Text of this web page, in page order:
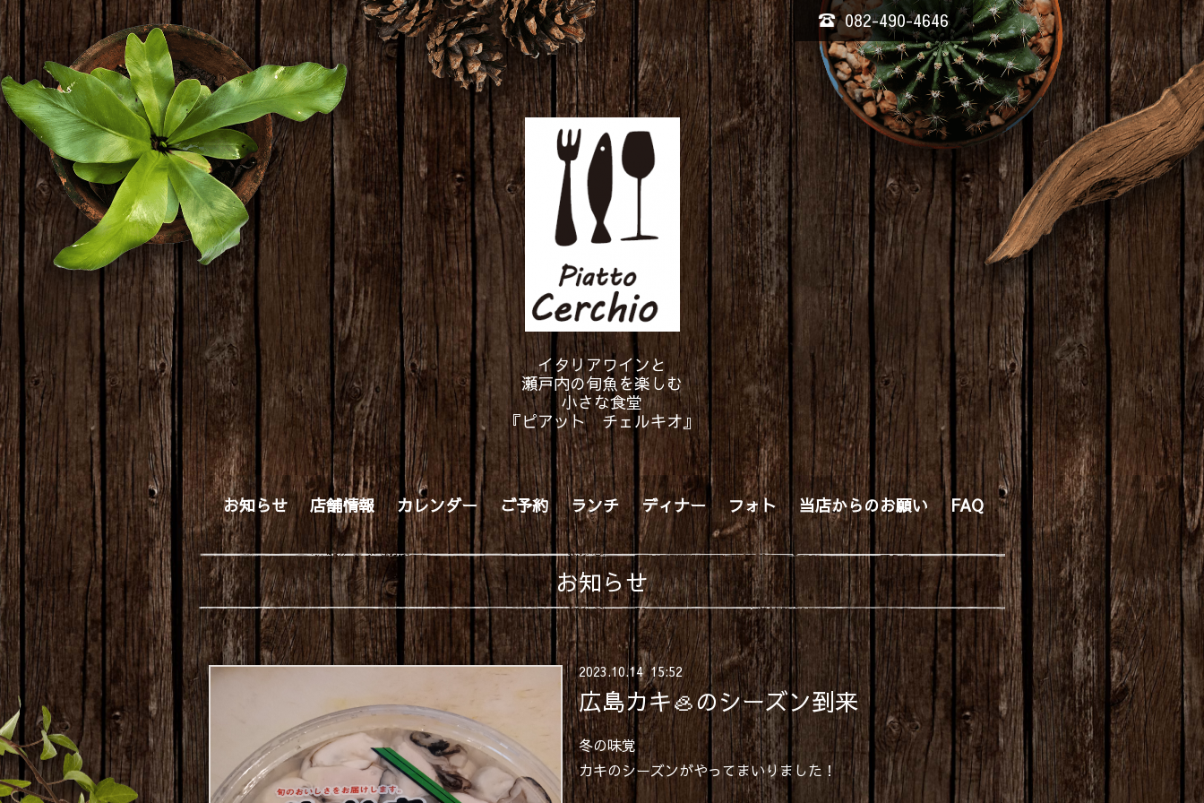
082-490-4646
イタリアワインと
瀬戸内の旬魚を楽しむ
小さな食堂
『ピアット チェルキオ』
お知らせ 店舗情報 カレンダー ご予約 ランチ ディナー フォト 当店からのお願い FAQ
お知らせ
2023.10.14 15:52
広島カキ🦪のシーズン到来
冬の味覚
カキのシーズンがやってまいりました！